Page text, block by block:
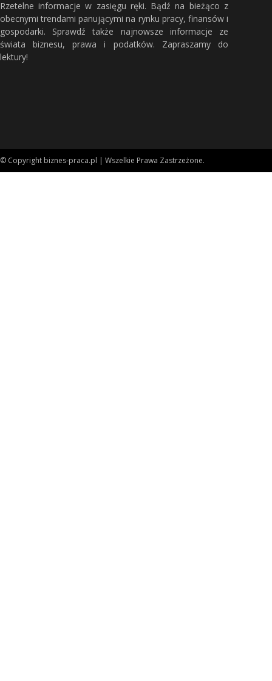
Rzetelne informacje w zasięgu ręki. Bądź na bieżąco z
obecnymi trendami panującymi na rynku pracy, finansów i
gospodarki. Sprawdź także najnowsze informacje ze
świata biznesu, prawa i podatków. Zapraszamy do
lektury!
© Copyright biznes-praca.pl | Wszelkie Prawa Zastrzeżone.